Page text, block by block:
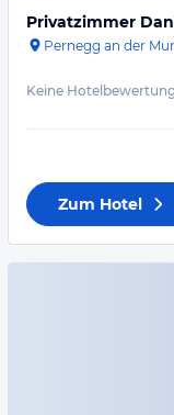
Privatzimmer
Pernegg an der Mur
Keine
Zum Hotel